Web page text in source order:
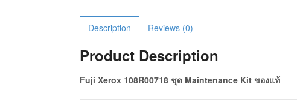
Description Reviews (0)
Product Description
Fuji Xerox 108R00718 ชุด Maintenance Kit ของแท้